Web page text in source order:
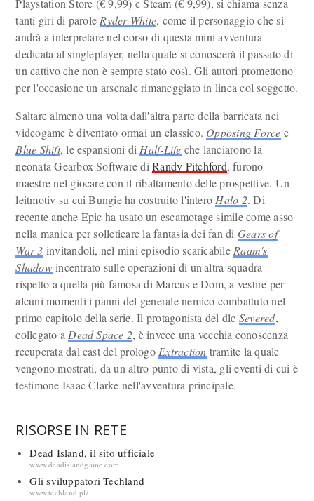
Playstation Store (€ 9,99) e Steam (€ 9,99), si chiama senza
tanti giri di parole Ryder White, come il personaggio che si
andrà a interpretare nel corso di questa mini avventura
dedicata al singleplayer, nella quale si conoscerà il passato di
un cattivo che non è sempre stato così. Gli autori promettono
per l'occasione un arsenale rimaneggiato in linea col soggetto.
Saltare almeno una volta dall'altra parte della barricata nei
videogame è diventato ormai un classico. Opposing Force e
Blue Shift, le espansioni di Half-Life che lanciarono la
neonata Gearbox Software diRandy Pitchford, furono
maestre nel giocare con il ribaltamento delle prospettive. Un
leitmotiv su cui Bungie ha costruito l'intero Halo 2. Di
recente anche Epic ha usato un escamotage simile come asso
nella manica per solleticare la fantasia dei fan di Gears of
War 3 invitandoli, nel mini episodio scaricabile Raam's
Shadowincentrato sulle operazioni di un'altra squadra
rispetto a quella più famosa di Marcus e Dom, a vestire per
alcuni momenti i panni del generale nemico combattuto nel
primo capitolo della serie. Il protagonista del dlc Severed,
collegato a Dead Space 2, è invece una vecchia conoscenza
recuperata dal cast del prologo Extraction tramite la quale
vengono mostrati, da un altro punto di vista, gli eventi di cui è
testimone Isaac Clarke nell'avventura principale.
RISORSE IN RETE
Dead Island, il sito ufficiale
www.deadislandgame.com
Gli sviluppatori Techland
www.techland.pl/